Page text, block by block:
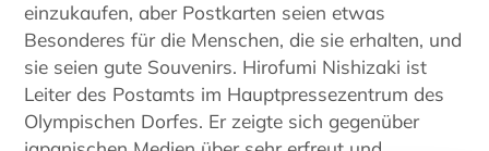
einzukaufen, aber Postkarten seien etwas
Besonderes für die Menschen, die sie erhalten, und
sie seien gute Souvenirs. Hirofumi Nishizaki ist
Leiter des Postamts im Hauptpressezentrum des
Olympischen Dorfes. Er zeigte sich gegenüber